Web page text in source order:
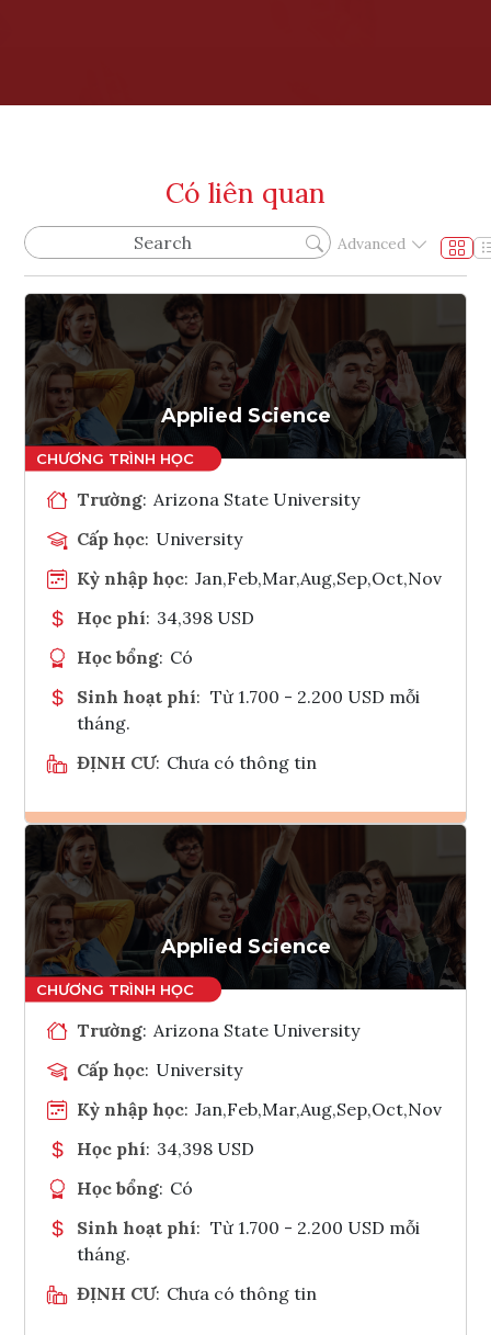
Có liên quan
Advanced
Applied Science
Trường: Arizona State University
Cấp học: University
Kỳ nhập học: Jan,Feb,Mar,Aug,Sep,Oct,Nov
Học phí: 34,398 USD
Học bổng: Có
Sinh hoạt phí: Từ 1.700 - 2.200 USD mỗi
tháng.
ĐỊNH CƯ: Chưa có thông tin
Ghi danh
Tham vấn Interlink
Applied Science
Trường: Arizona State University
Cấp học: University
Kỳ nhập học: Jan,Feb,Mar,Aug,Sep,Oct,Nov
Học phí: 34,398 USD
Học bổng: Có
Sinh hoạt phí: Từ 1.700 - 2.200 USD mỗi
tháng.
ĐỊNH CƯ: Chưa có thông tin